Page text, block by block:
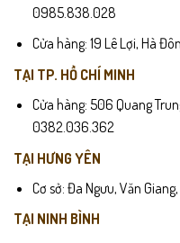
0985.838.028
Cửa hàng: 19 Lê Lợi, Hà
TẠI TP. HỒ CHÍ MINH
Cửa hàng: 506 Quang
0382.036.362
TẠI HƯNG YÊN
Cơ sở: Đa Ngưu, Văn
TẠI NINH BÌNH